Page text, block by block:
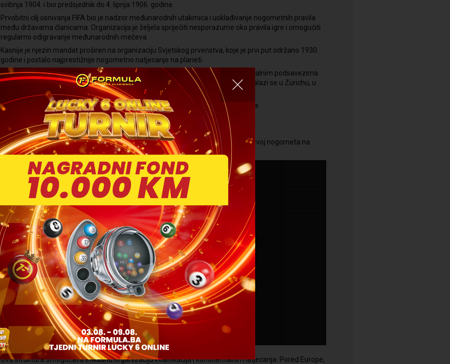
svibnja 1904. i bio predsjednik do 4. lipnja 1906. godine.
Prvobitni cilj osnivanja FIFA bio je nadzor međunarodnih utakmica i usklađivanje nogometnih pravila
među državama članicama. Organizacija je željela spriječiti nesporazume oko pravila igre i omogućiti
regularno odigravanje međunarodnih mečeva.
Kasnije je njezin mandat proširen na organizaciju Svjetskog prvenstva, koje je prvi put održano 1930.
godine i postalo najprestižnije nogometno natjecanje na planeti.
Danas je FIFA globalna organizacija sa jasno definiranom hijerarhijom i kontinentalnim podsavezima
koji upravljaju nogometom u različitim dijelovima svijeta. Sjedište organizacije nalazi se u Zürichu, u
Kontinentalne konfederacije predstavljaju most između FIFA i nacionalnih saveza.
Šest kontinentalnih konfederacija pod okriljem FIFA
FIFA surađuje sa šest službenih kontinentalnih konfederacija koje nadgledaju razvoj nogometa na
svojim teritorijima.
Konfederacija Područje djelovanja
Europa
CONMEBOL Južna Amerika
CONCACAF Sjeverna i Srednja Amerika, Karibi
CAF Afrika
AFC Azija
OFC Oceanija
Ova struktura omogućava efikasnu organizaciju kvalifikacija i kontinentalnih natjecanja. Pored Europe,